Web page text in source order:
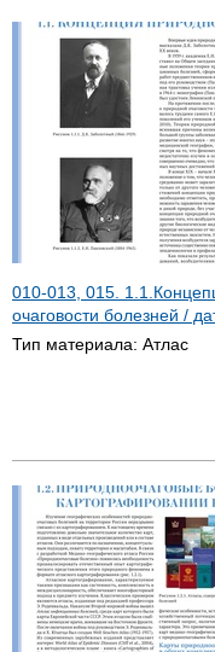
010-013, 015.
очаговости болезней /
Тип материала: Атлас